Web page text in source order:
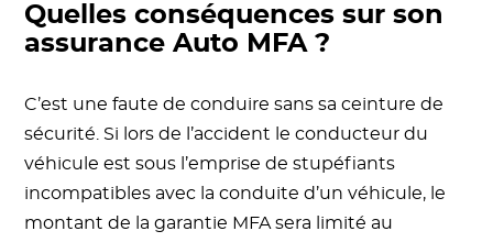
Quelles conséquences sur son
assurance Auto MFA ?
C’est une faute de conduire sans sa ceinture de
sécurité. Si lors de l’accident le conducteur du
véhicule est sous l’emprise de stupéfiants
incompatibles avec la conduite d’un véhicule, le
montant de la garantie MFA sera limité au